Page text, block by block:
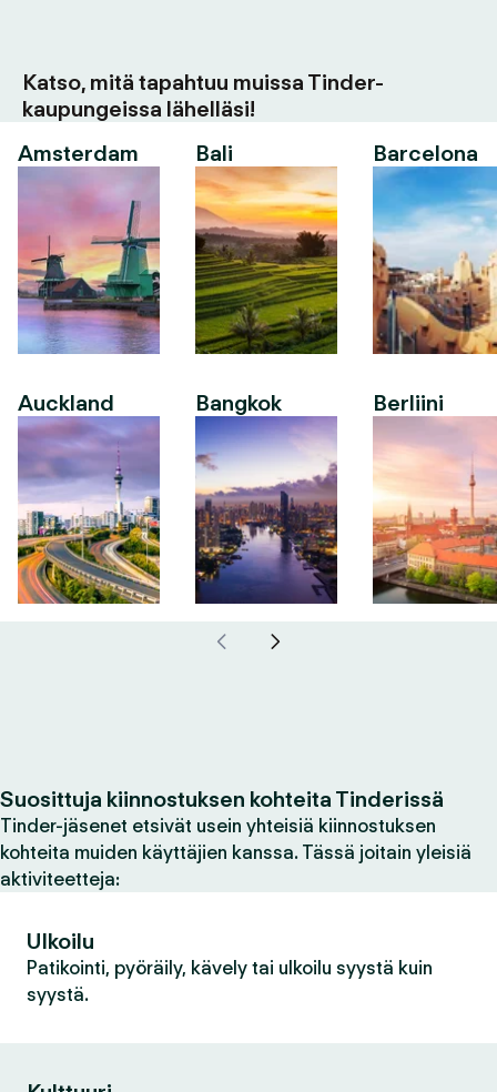
Katso, mitä tapahtuu muissa Tinder-
kaupungeissa lähelläsi!
Amsterdam
Auckland
Bali
Bangkok
Barcelona
Berliini
Suosittuja kiinnostuksen kohteita Tinderissä
Tinder-jäsenet etsivät usein yhteisiä kiinnostuksen
kohteita muiden käyttäjien kanssa. Tässä joitain yleisiä
aktiviteetteja:
Ulkoilu
Patikointi, pyöräily, kävely tai ulkoilu syystä kuin
syystä.